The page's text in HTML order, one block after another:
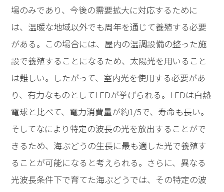
場のみであり、今後の需要拡大に対応するために
は、温暖な地域以外でも周年を通じて養殖する必要
がある。この場合には、屋内の温調設備の整った施
設で養殖することになるため、太陽光を用いること
は難しい。したがって、室内光を使用する必要があ
り、有力なものとしてLEDが挙げられる。LEDは白熱
電球と比べて、電力消費量が約1/5で、寿命も長い。
そしてなにより特定の波長の光を放出することがで
きるため、海ぶどうの生長に最も適した光で養殖す
ることが可能になると考えられる。さらに、異なる
光波長条件下で育てた海ぶどうでは、その特定の波